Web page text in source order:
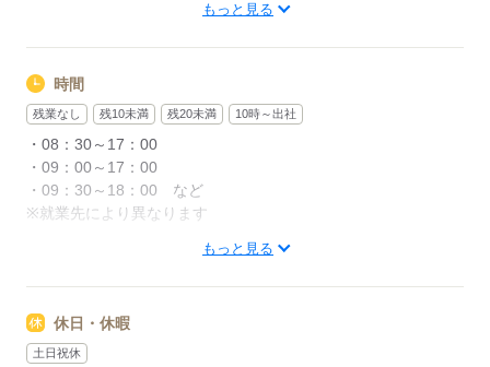
ご希望のタイミングで就業開始できます。
ご希望の方はご相談ください！
もっと見る
時間
残業なし 残10未満 残20未満 10時～出社
・08：30～17：00
・09：00～17：00
・09：30～18：00 など
※就業先により異なります
お仕事のご紹介も可能です◎
もっと見る
休日・休暇
土日祝休